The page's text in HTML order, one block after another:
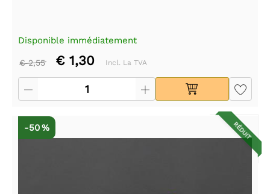
Disponible immédiatement
€ 2,55 € 1,30 Incl. La TVA
RÉDUIT
-50 %